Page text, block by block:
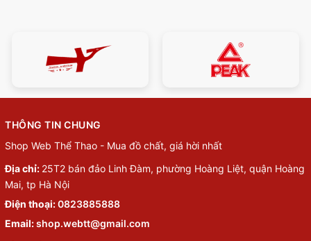
THÔNG TIN CHUNG
Shop Web Thể Thao - Mua đồ chất, giá hời nhất
Địa chỉ: 25T2 bán đảo Linh Đàm, phường Hoàng Liệt, quận Hoàng
Mai, tp Hà Nội
Điện thoại:0823885888
Email:shop.webtt@gmail.com